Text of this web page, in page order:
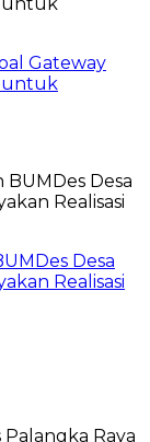
Gateway
untuk
Desa
Realisasi